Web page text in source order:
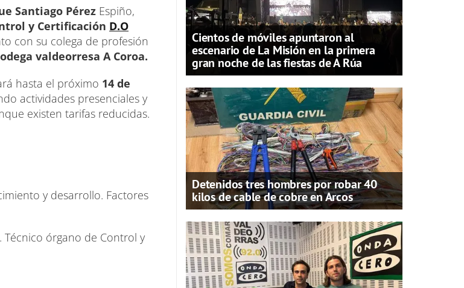
Santiago Pérez Espiño,
y Certificación D.O
con su colega de profesión
valdeorresa A Coroa.
hasta el próximo 14 de
actividades presenciales y
existen tarifas reducidas.
y desarrollo. Factores
Técnico órgano de Control y
Cientos de móviles apuntaron al
escenario de La Misión en la primera
gran noche de las fiestas de A Rúa
Detenidos tres hombres por robar 40
kilos de cable de cobre en Arcos